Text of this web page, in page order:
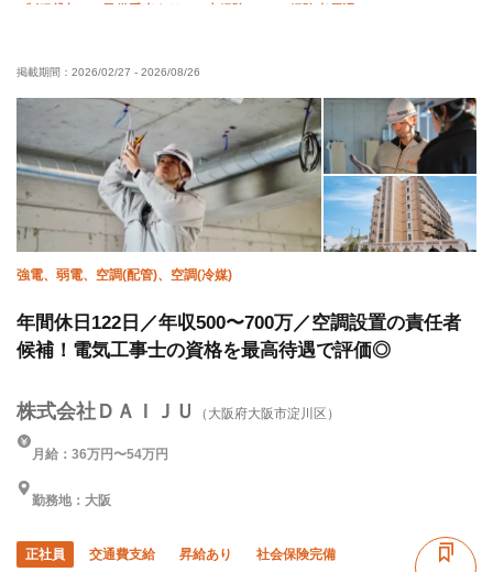
制服貸与 子供手当あり 未経験OK 経験者優遇
60代以上活躍中 土日休み
車・バイク通勤OK 直帰・直行OK
掲載期間： 2026/02/27 - 2026/08/26
強電、弱電、空調(配管)、空調(冷媒)
年間休日122日／年収500〜700万／空調設置の責任者
候補！電気工事士の資格を最高待遇で評価◎
株式会社ＤＡＩＪＵ （大阪府大阪市淀川区）
月給：36万円〜54万円
勤務地：大阪
正社員 交通費支給 昇給あり 社会保険完備